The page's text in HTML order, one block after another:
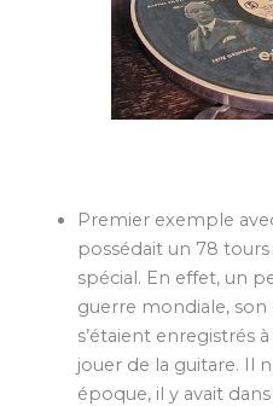
Premier exemple
possédait un 78
spécial. En effet, un
guerre mondiale,
s’étaient enregistrés
jouer de la guitare. Il
époque, il y avait